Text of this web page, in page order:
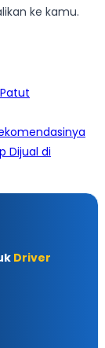
ke kamu.
Dijual di
Driver